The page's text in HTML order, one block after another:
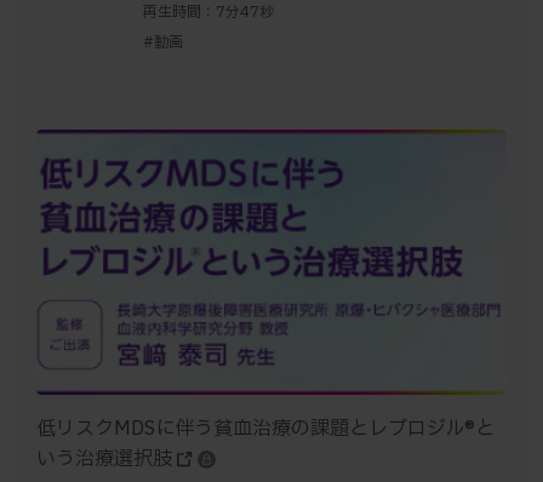
再生時間：7分47秒
#動画
低リスクMDSに伴う貧血治療の課題とレブロジル®と
いう治療選択肢